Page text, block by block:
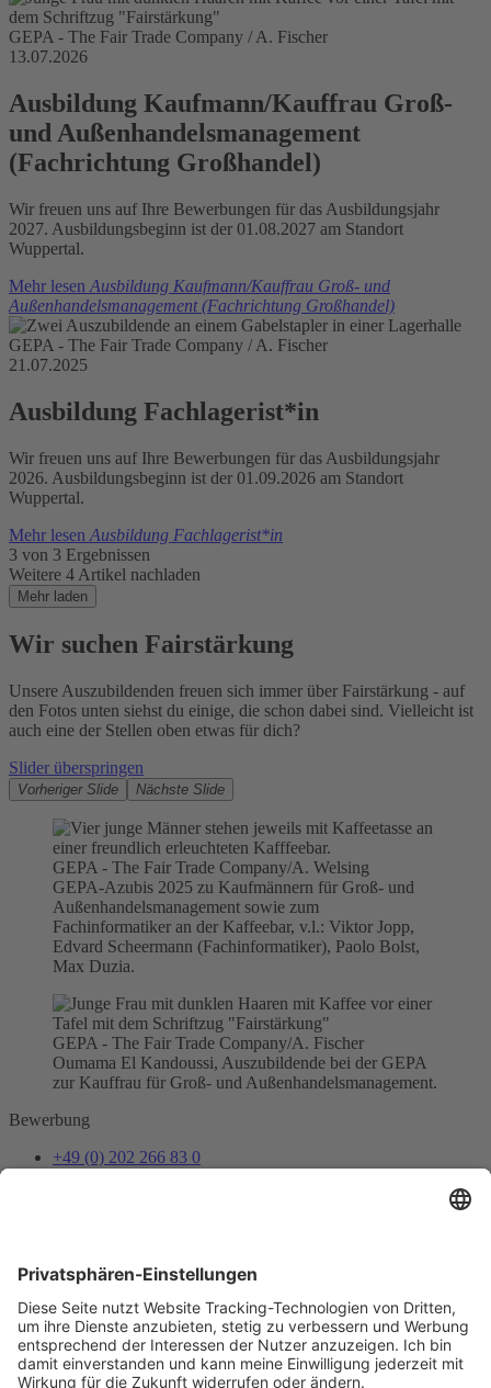
GEPA - The Fair Trade Company / A. Fischer
13.07.2026
Ausbildung Kaufmann/Kauffrau Groß-
und Außenhandelsmanagement
(Fachrichtung Großhandel)
Wir freuen uns auf Ihre Bewerbungen für das Ausbildungsjahr
2027. Ausbildungsbeginn ist der 01.08.2027 am Standort
Wuppertal.
Mehr lesen Ausbildung Kaufmann/Kauffrau Groß- und
Außenhandelsmanagement (Fachrichtung Großhandel)
GEPA - The Fair Trade Company / A. Fischer
21.07.2025
Ausbildung Fachlagerist*in
Wir freuen uns auf Ihre Bewerbungen für das Ausbildungsjahr
2026. Ausbildungsbeginn ist der 01.09.2026 am Standort
Wuppertal.
Mehr lesen Ausbildung Fachlagerist*in
3 von 3 Ergebnissen
Weitere 4 Artikel nachladen
Mehr laden
Wir suchen Fairstärkung
Unsere Auszubildenden freuen sich immer über Fairstärkung - auf
den Fotos unten siehst du einige, die schon dabei sind. Vielleicht ist
auch eine der Stellen oben etwas für dich?
Slider überspringen
Vorheriger Slide Nächste Slide
GEPA - The Fair Trade Company/A. Welsing
GEPA-Azubis 2025 zu Kaufmännern für Groß- und
Außenhandelsmanagement sowie zum
Fachinformatiker an der Kaffeebar, v.l.: Viktor Jopp,
Edvard Scheermann (Fachinformatiker), Paolo Bolst,
Max Duzia.
GEPA - The Fair Trade Company/A. Fischer
Oumama El Kandoussi, Auszubildende bei der GEPA
zur Kauffrau für Groß- und Außenhandelsmanagement.
Bewerbung
+49 (0) 202 266 83 0
Jetzt abonnieren